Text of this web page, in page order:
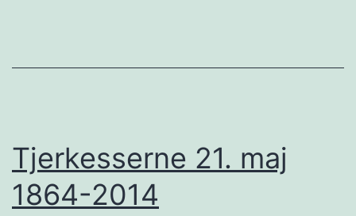
Tjerkesserne 21. maj
1864-2014